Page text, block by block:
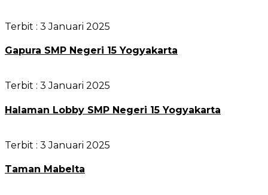
Terbit : 3 Januari 2025
Gapura SMP Negeri 15 Yogyakarta
Terbit : 3 Januari 2025
Halaman Lobby SMP Negeri 15 Yogyakarta
Terbit : 3 Januari 2025
Taman Mabelta